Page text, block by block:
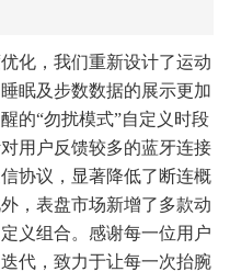
化，我们重新设计了运动
眠及步数数据的展示更加
的“勿扰模式”自定义时段
用户反馈较多的蓝牙连接
协议，显著降低了断连概
，表盘市场新增了多款动
义组合。感谢每一位用户
代，致力于让每一次抬腕